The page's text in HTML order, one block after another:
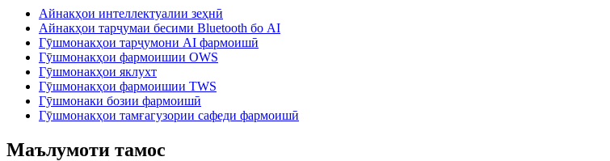
Айнакҳои интеллектуалии зеҳнӣ
Айнакҳои тарҷумаи бесими Bluetooth бо AI
Гӯшмонакҳои тарҷумони AI фармоишӣ
Гӯшмонакҳои фармоишии OWS
Гӯшмонакҳои яклухт
Гӯшмонакҳои фармоишии TWS
Гӯшмонаки бозии фармоишӣ
Гӯшмонакҳои тамғагузории сафеди фармоишӣ
Маълумоти тамос